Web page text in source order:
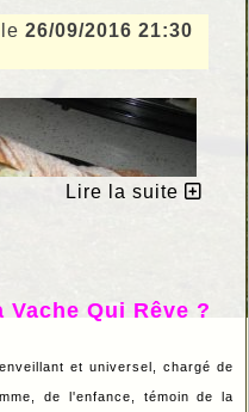
26/09/2016 21:30
bonnes
!
Lire la suite
Qui Rêve ?
et universel, chargé de
de l'enfance, témoin de la